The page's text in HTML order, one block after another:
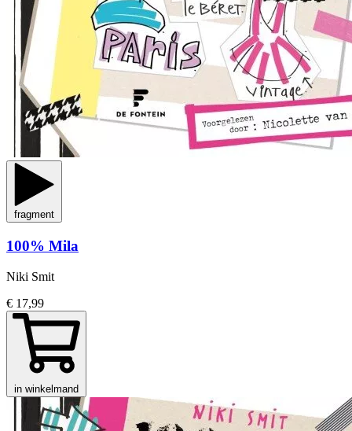
fragment
100% Mila
Niki Smit
€ 17,99
in winkelmand